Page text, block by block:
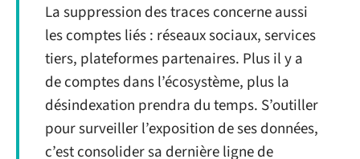
La suppression des traces concerne aussi
les comptes liés : réseaux sociaux, services
tiers, plateformes partenaires. Plus il y a
de comptes dans l’écosystème, plus la
désindexation prendra du temps. S’outiller
pour surveiller l’exposition de ses données,
c’est consolider sa dernière ligne de